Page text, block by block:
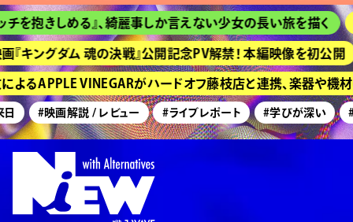
を抱きしめる』、綺麗事しか言えない少女の長い旅を描く
キングダム 魂の決戦』公開記念PV解禁！ 本編映像を初公開
よるAPPLE VINEGARがハードオフ藤枝店と連携、楽器や機
#映画解説 / レビュー #ライブレポート #学びが深い